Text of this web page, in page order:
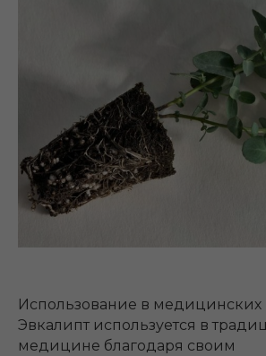
Использование в медицинских
Эвкалипт используется в
медицине благодаря своим